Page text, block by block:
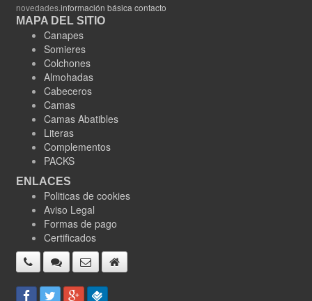
novedades.información básica contacto
MAPA DEL SITIO
Canapes
Somieres
Colchones
Almohadas
Cabeceros
Camas
Camas Abatibles
Literas
Complementos
PACKS
ENLACES
Politicas de cookies
Aviso Legal
Formas de pago
Certificados